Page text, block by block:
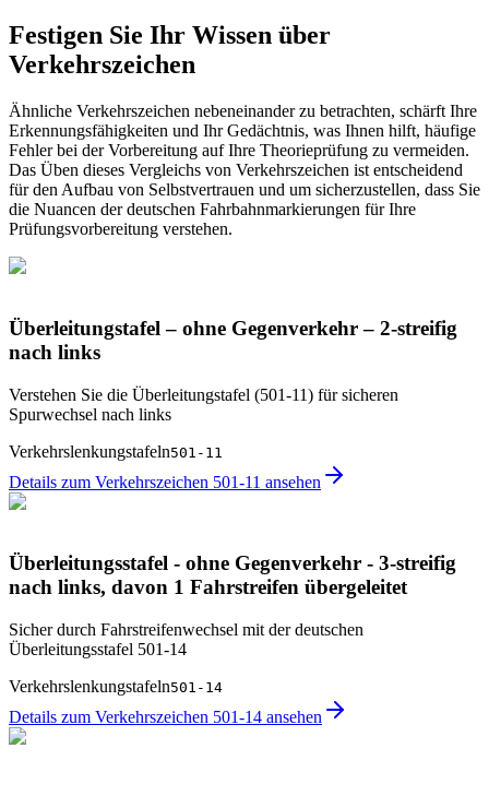
Festigen Sie Ihr Wissen über
Verkehrszeichen
Ähnliche Verkehrszeichen nebeneinander zu betrachten, schärft Ihre
Erkennungsfähigkeiten und Ihr Gedächtnis, was Ihnen hilft, häufige
Fehler bei der Vorbereitung auf Ihre Theorieprüfung zu vermeiden.
Das Üben dieses Vergleichs von Verkehrszeichen ist entscheidend
für den Aufbau von Selbstvertrauen und um sicherzustellen, dass Sie
die Nuancen der deutschen Fahrbahnmarkierungen für Ihre
Prüfungsvorbereitung verstehen.
Überleitungstafel – ohne Gegenverkehr – 2-streifig
nach links
Verstehen Sie die Überleitungstafel (501-11) für sicheren
Spurwechsel nach links
Verkehrslenkungstafeln501-11
Details zum Verkehrszeichen 501-11 ansehen
Überleitungsstafel - ohne Gegenverkehr - 3-streifig
nach links, davon 1 Fahrstreifen übergeleitet
Sicher durch Fahrstreifenwechsel mit der deutschen
Überleitungsstafel 501-14
Verkehrslenkungstafeln501-14
Details zum Verkehrszeichen 501-14 ansehen